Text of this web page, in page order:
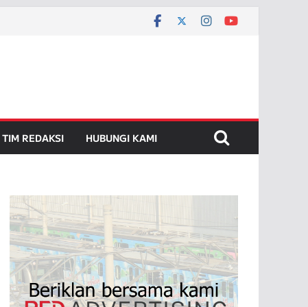
TIM REDAKSI HUBUNGI KAMI